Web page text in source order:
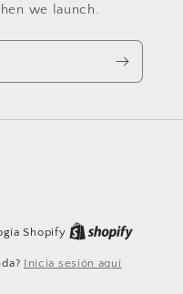
we launch.
Shopify
Inicia sesión aquí